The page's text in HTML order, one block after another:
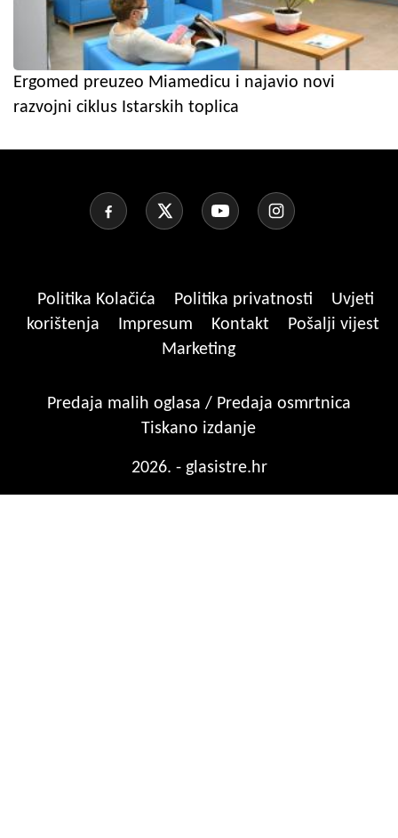
Ergomed preuzeo Miamedicu i najavio novi
razvojni ciklus Istarskih toplica
Politika Kolačića Politika privatnosti
Uvjeti
korištenja
Impresum Kontakt
Pošalji vijest
Marketing
Predaja malih oglasa / Predaja osmrtnica
Tiskano izdanje
2026. - glasistre.hr